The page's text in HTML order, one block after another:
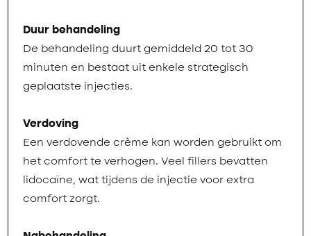
Duur behandeling
De behandeling duurt gemiddeld 20 tot 30
minuten en bestaat uit enkele strategisch
geplaatste injecties.
Verdoving
Een verdovende crème kan worden gebruikt om
het comfort te verhogen. Veel fillers bevatten
lidocaïne, wat tijdens de injectie voor extra
comfort zorgt.